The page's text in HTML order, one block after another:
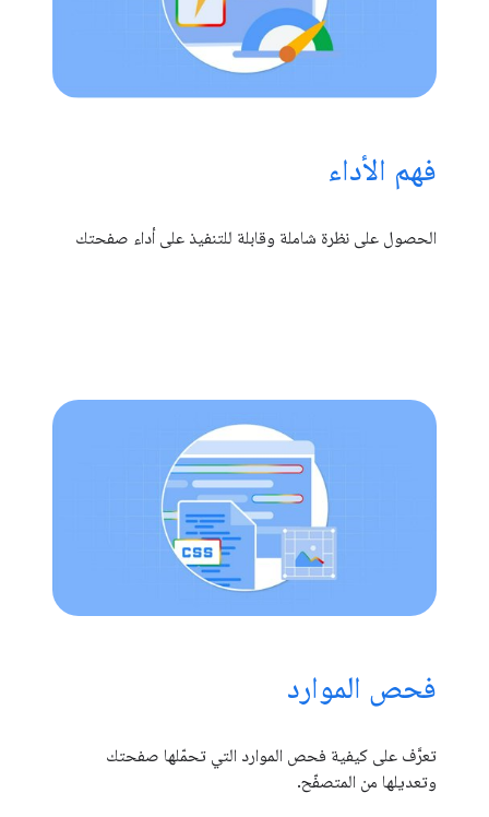
فهم الأداء
الحصول على نظرة شاملة وقابلة للتنفيذ على أداء صفحتك
فحص الموارد
تعرَّف على كيفية فحص الموارد التي تحمّلها صفحتك
وتعديلها من المتصفّح.